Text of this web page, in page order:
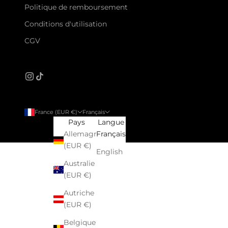
Politique de remboursement
Conditions d'utilisation
CGV
France (EUR €)
Pays
Allemagne
(EUR €)
Australie
(EUR €)
Autriche
(EUR €)
Belgique
Français
Langue
Français
English